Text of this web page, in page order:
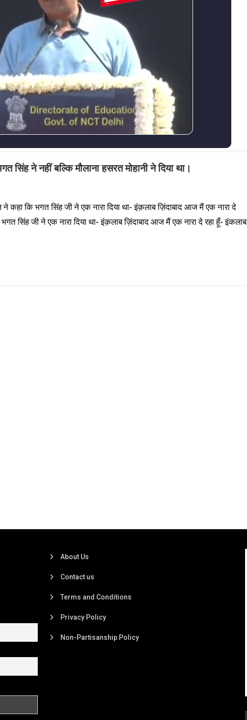
सिंह ने नहीं बल्कि मौलाना हसरत मोहानी ने दिया था।
ने कहा कि भगत सिंह जी ने एक नारा दिया था- इंक़लाब ज़िंदाबाद आज मैं एक नारा दे
भगत सिंह जी ने एक नारा दिया था- इंक़लाब ज़िंदाबाद आज मैं एक नारा दे रहा हूँ- इंकलाब
About Us
Contact us
Terms and Conditions
Privacy Policy
Non-Partisanship Policy